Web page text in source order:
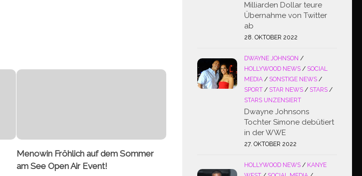
Menowin Fröhlich auf dem Sommer
am See Open Air Event!
Milliarden Dollar teure
Übernahme von Twitter
ab
28. OKTOBER 2022
DWAYNE JOHNSON /
HOLLYWOOD NEWS / SOCIAL
MEDIA / SONSTIGE NEWS /
SPORT / STAR NEWS / STARS /
STARS UNZENSIERT
Dwayne Johnsons
Tochter Simone debütiert
in der WWE
27. OKTOBER 2022
HOLLYWOOD NEWS / KANYE